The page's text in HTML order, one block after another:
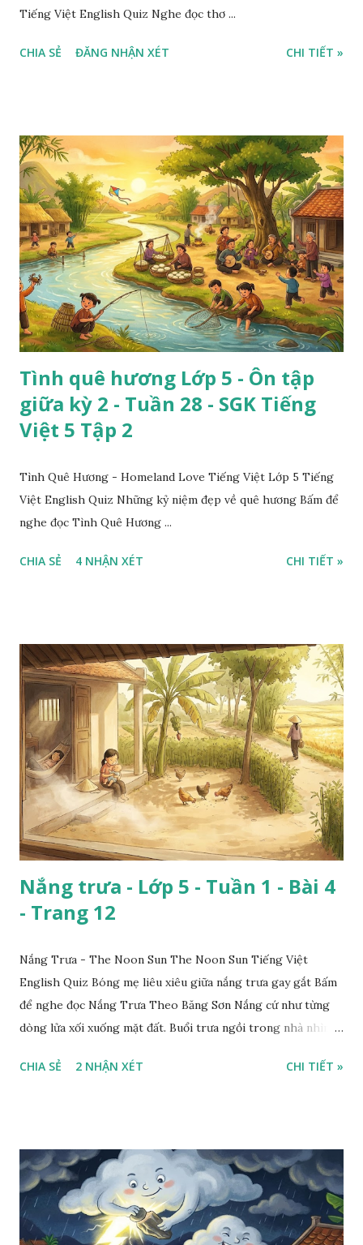
Tiếng Việt English Quiz Nghe đọc thơ ...
CHIA SẺ ĐĂNG NHẬN XÉT CHI TIẾT »
Tình quê hương Lớp 5 - Ôn tập
giữa kỳ 2 - Tuần 28 - SGK Tiếng
Việt 5 Tập 2
Tình Quê Hương - Homeland Love Tiếng Việt Lớp 5 Tiếng
Việt English Quiz Những kỷ niệm đẹp về quê hương Bấm để
nghe đọc Tình Quê Hương ...
CHIA SẺ 4 NHẬN XÉT CHI TIẾT »
Nắng trưa - Lớp 5 - Tuần 1 - Bài 4
- Trang 12
Nắng Trưa - The Noon Sun The Noon Sun Tiếng Việt
English Quiz Bóng mẹ liêu xiêu giữa nắng trưa gay gắt Bấm
để nghe đọc Nắng Trưa Theo Băng Sơn Nắng cứ như từng
dòng lửa xối xuống mặt đất. Buổi trưa ngồi trong nhà nhìn
CHIA SẺ 2 NHẬN XÉT CHI TIẾT »